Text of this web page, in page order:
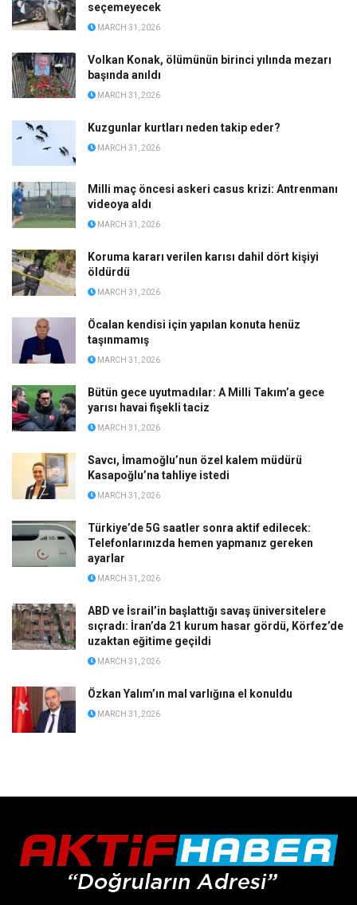
seçemeyecek
MARCH 31, 2026
Volkan Konak, ölümünün birinci yılında mezarı
başında anıldı
MARCH 31, 2026
Kuzgunlar kurtları neden takip eder?
MARCH 31, 2026
Milli maç öncesi askeri casus krizi: Antrenmanı
videoya aldı
MARCH 31, 2026
Koruma kararı verilen karısı dahil dört kişiyi
öldürdü
MARCH 31, 2026
Öcalan kendisi için yapılan konuta henüz
taşınmamış
MARCH 31, 2026
Bütün gece uyutmadılar: A Milli Takım’a gece
yarısı havai fişekli taciz
MARCH 31, 2026
Savcı, İmamoğlu’nun özel kalem müdürü
Kasapoğlu’na tahliye istedi
MARCH 31, 2026
Türkiye’de 5G saatler sonra aktif edilecek:
Telefonlarınızda hemen yapmanız gereken
ayarlar
MARCH 31, 2026
ABD ve İsrail’in başlattığı savaş üniversitelere
sıçradı: İran’da 21 kurum hasar gördü, Körfez’de
uzaktan eğitime geçildi
MARCH 31, 2026
Özkan Yalım’ın mal varlığına el konuldu
MARCH 31, 2026